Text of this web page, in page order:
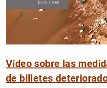
Vídeo sobre las
de billetes